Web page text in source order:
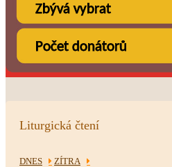
Liturgická čtení
DNES
ZÍTRA